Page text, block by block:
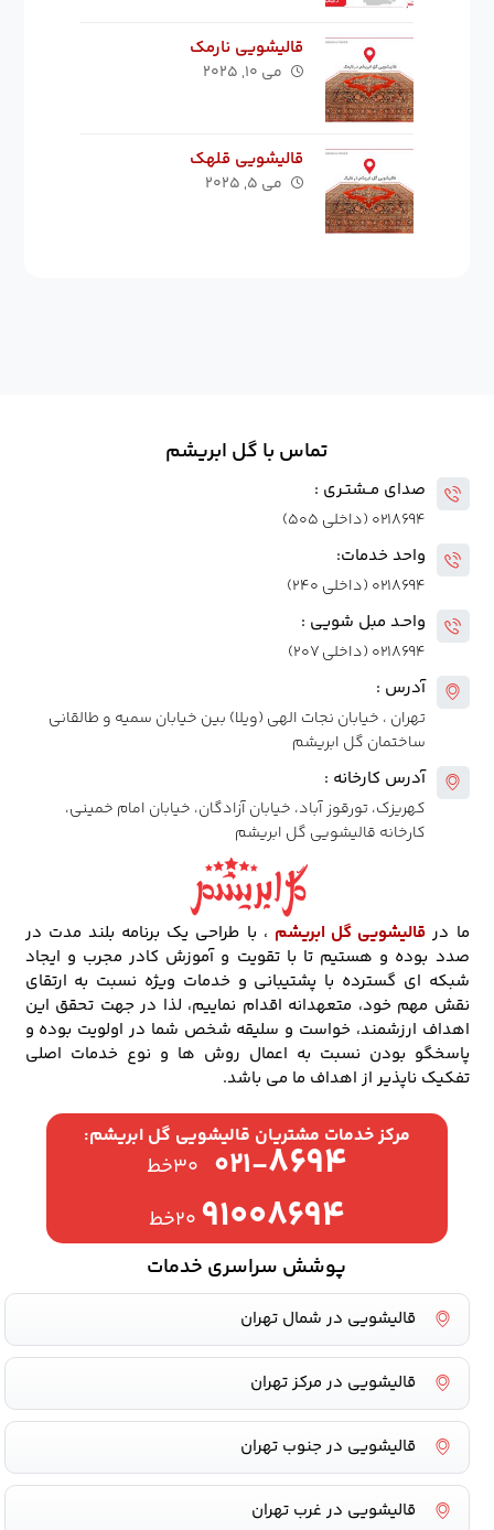
قالیشویی نارمک
می ۱۰, ۲۰۲۵
قالیشویی قلهک
می ۵, ۲۰۲۵
تماس با گل ابریشم
صدای مــشتـری :
۰۲۱۸۶۹۴ (داخلی ۵۰۵)
واحد خدمات:
۰۲۱۸۶۹۴ (داخلی ۲۴۰)
واحـد مبل شویی :
۰۲۱۸۶۹۴ (داخلی ۲۰۷)
آدرس :
تهران ، خیابان نجات الهی (ویلا) بین خیابان سمیه و طالقانی
ساختمان گل ابریشم
آدرس کارخانه :
کهریزک، تورقوز آباد، خیابان آزادگان، خیابان امام خمینی،
کارخانه قالیشویی گل ابریشم
ما در قالیشویی گل ابریشم ، با طراحی یک برنامه بلند مدت در
صدد بوده و هستیم تا با تقویت و آموزش کادر مجرب و ایجاد
شبکه ای گسترده با پشتیبانی و خدمات ویژه نسبت به ارتقای
نقش مهم خود، متعهدانه اقدام نماییم، لذا در جهت تحقق این
اهداف ارزشمند، خواست و سلیقه شخص شما در اولویت بوده و
پاسخگو بودن نسبت به اعمال روش ها و نوع خدمات اصلی
تفکیک ناپذیر از اهداف ما می باشد.
مرکز خدمات مشتریان قالیشویی گل ابریشم:
۰۲۱-۸۶۹۴ ۳۰خط
۹۱۰۰۸۶۹۴ ۲۰خط
پوشش سراسری خدمات
قالیشویی در شمال تهران
قالیشویی در مرکز تهران
قالیشویی در جنوب تهران
قالیشویی در غرب تهران